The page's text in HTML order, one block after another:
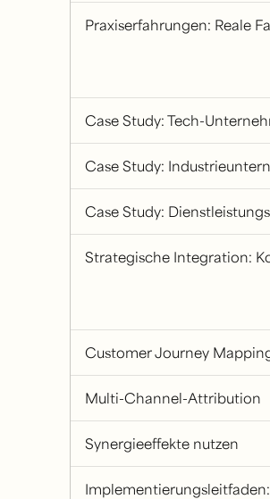
Praxiserfahrungen: Reale
Case Study: Tech-
Case Study:
Case Study:
Strategische Integration:
Customer Journey
Multi-Channel-Attribution
Synergieeffekte nutzen